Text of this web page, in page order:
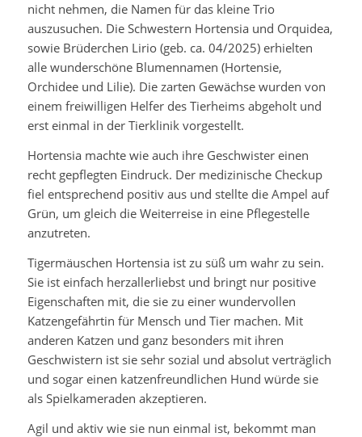
nicht nehmen, die Namen für das kleine Trio
auszusuchen. Die Schwestern Hortensia und Orquidea,
sowie Brüderchen Lirio (geb. ca. 04/2025) erhielten
alle wunderschöne Blumennamen (Hortensie,
Orchidee und Lilie). Die zarten Gewächse wurden von
einem freiwilligen Helfer des Tierheims abgeholt und
erst einmal in der Tierklinik vorgestellt.
Hortensia machte wie auch ihre Geschwister einen
recht gepflegten Eindruck. Der medizinische Checkup
fiel entsprechend positiv aus und stellte die Ampel auf
Grün, um gleich die Weiterreise in eine Pflegestelle
anzutreten.
Tigermäuschen Hortensia ist zu süß um wahr zu sein.
Sie ist einfach herzallerliebst und bringt nur positive
Eigenschaften mit, die sie zu einer wundervollen
Katzengefährtin für Mensch und Tier machen. Mit
anderen Katzen und ganz besonders mit ihren
Geschwistern ist sie sehr sozial und absolut verträglich
und sogar einen katzenfreundlichen Hund würde sie
als Spielkameraden akzeptieren.
Agil und aktiv wie sie nun einmal ist, bekommt man